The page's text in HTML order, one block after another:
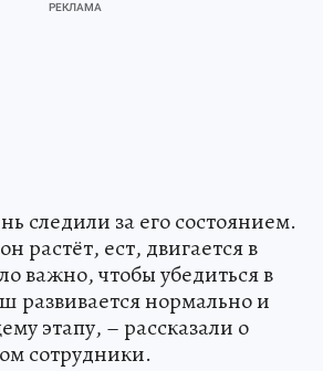
следили за его состоянием.
растёт, ест, двигается в
важно, чтобы убедиться в
развивается нормально и
этапу, – рассказали о
сотрудники.